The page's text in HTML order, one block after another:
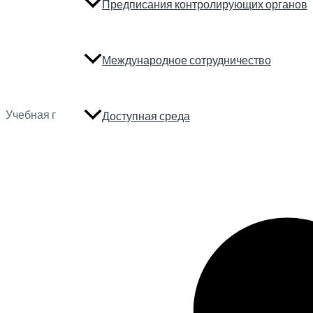
Предписания контролирующих органов
Международное сотрудничество
Доступная среда
Учебная программа по профессиональной подготовке